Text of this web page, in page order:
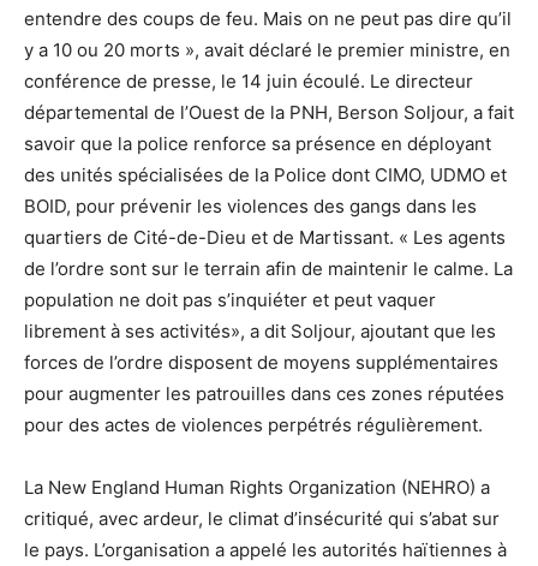
entendre des coups de feu. Mais on ne peut pas dire qu’il
y a 10 ou 20 morts », avait déclaré le premier ministre, en
conférence de presse, le 14 juin écoulé. Le directeur
départemental de l’Ouest de la PNH, Berson Soljour, a fait
savoir que la police renforce sa présence en déployant
des unités spécialisées de la Police dont CIMO, UDMO et
BOID, pour prévenir les violences des gangs dans les
quartiers de Cité-de-Dieu et de Martissant. « Les agents
de l’ordre sont sur le terrain afin de maintenir le calme. La
population ne doit pas s’inquiéter et peut vaquer
librement à ses activités», a dit Soljour, ajoutant que les
forces de l’ordre disposent de moyens supplémentaires
pour augmenter les patrouilles dans ces zones réputées
pour des actes de violences perpétrés régulièrement.
La New England Human Rights Organization (NEHRO) a
critiqué, avec ardeur, le climat d’insécurité qui s’abat sur
le pays. L’organisation a appelé les autorités haïtiennes à